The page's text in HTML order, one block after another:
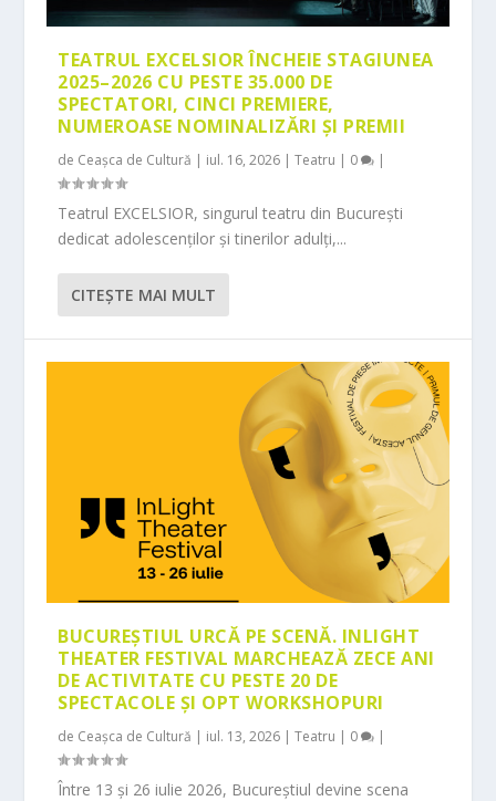
TEATRUL EXCELSIOR ÎNCHEIE STAGIUNEA
2025–2026 CU PESTE 35.000 DE
SPECTATORI, CINCI PREMIERE,
NUMEROASE NOMINALIZĂRI ȘI PREMII
de Ceașca de Cultură | iul. 16, 2026 |Teatru | 0 |
Teatrul EXCELSIOR, singurul teatru din București
dedicat adolescenților și tinerilor adulți,...
CITEŞTE MAI MULT
BUCUREȘTIUL URCĂ PE SCENĂ. INLIGHT
THEATER FESTIVAL MARCHEAZĂ ZECE ANI
DE ACTIVITATE CU PESTE 20 DE
SPECTACOLE ȘI OPT WORKSHOPURI
de Ceașca de Cultură | iul. 13, 2026 |Teatru | 0 |
Între 13 și 26 iulie 2026, Bucureștiul devine scena